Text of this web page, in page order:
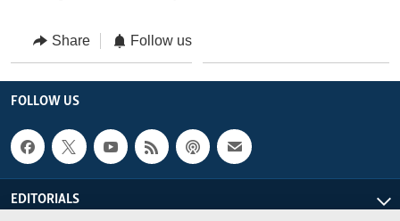
Share Follow us
FOLLOW US
EDITORIALS